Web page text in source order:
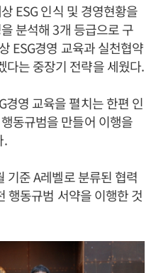
ESG 인식 및 경영현황을
분석해 3개 등급으로 구
ESG경영 교육과 실천협약
다는 중장기 전략을 세웠다.
경영 교육을 펼치는 한편 인
동규범을 만들어 이행을
.
기준 A레벨로 분류된 협력
행동규범 서약을 이행한 것